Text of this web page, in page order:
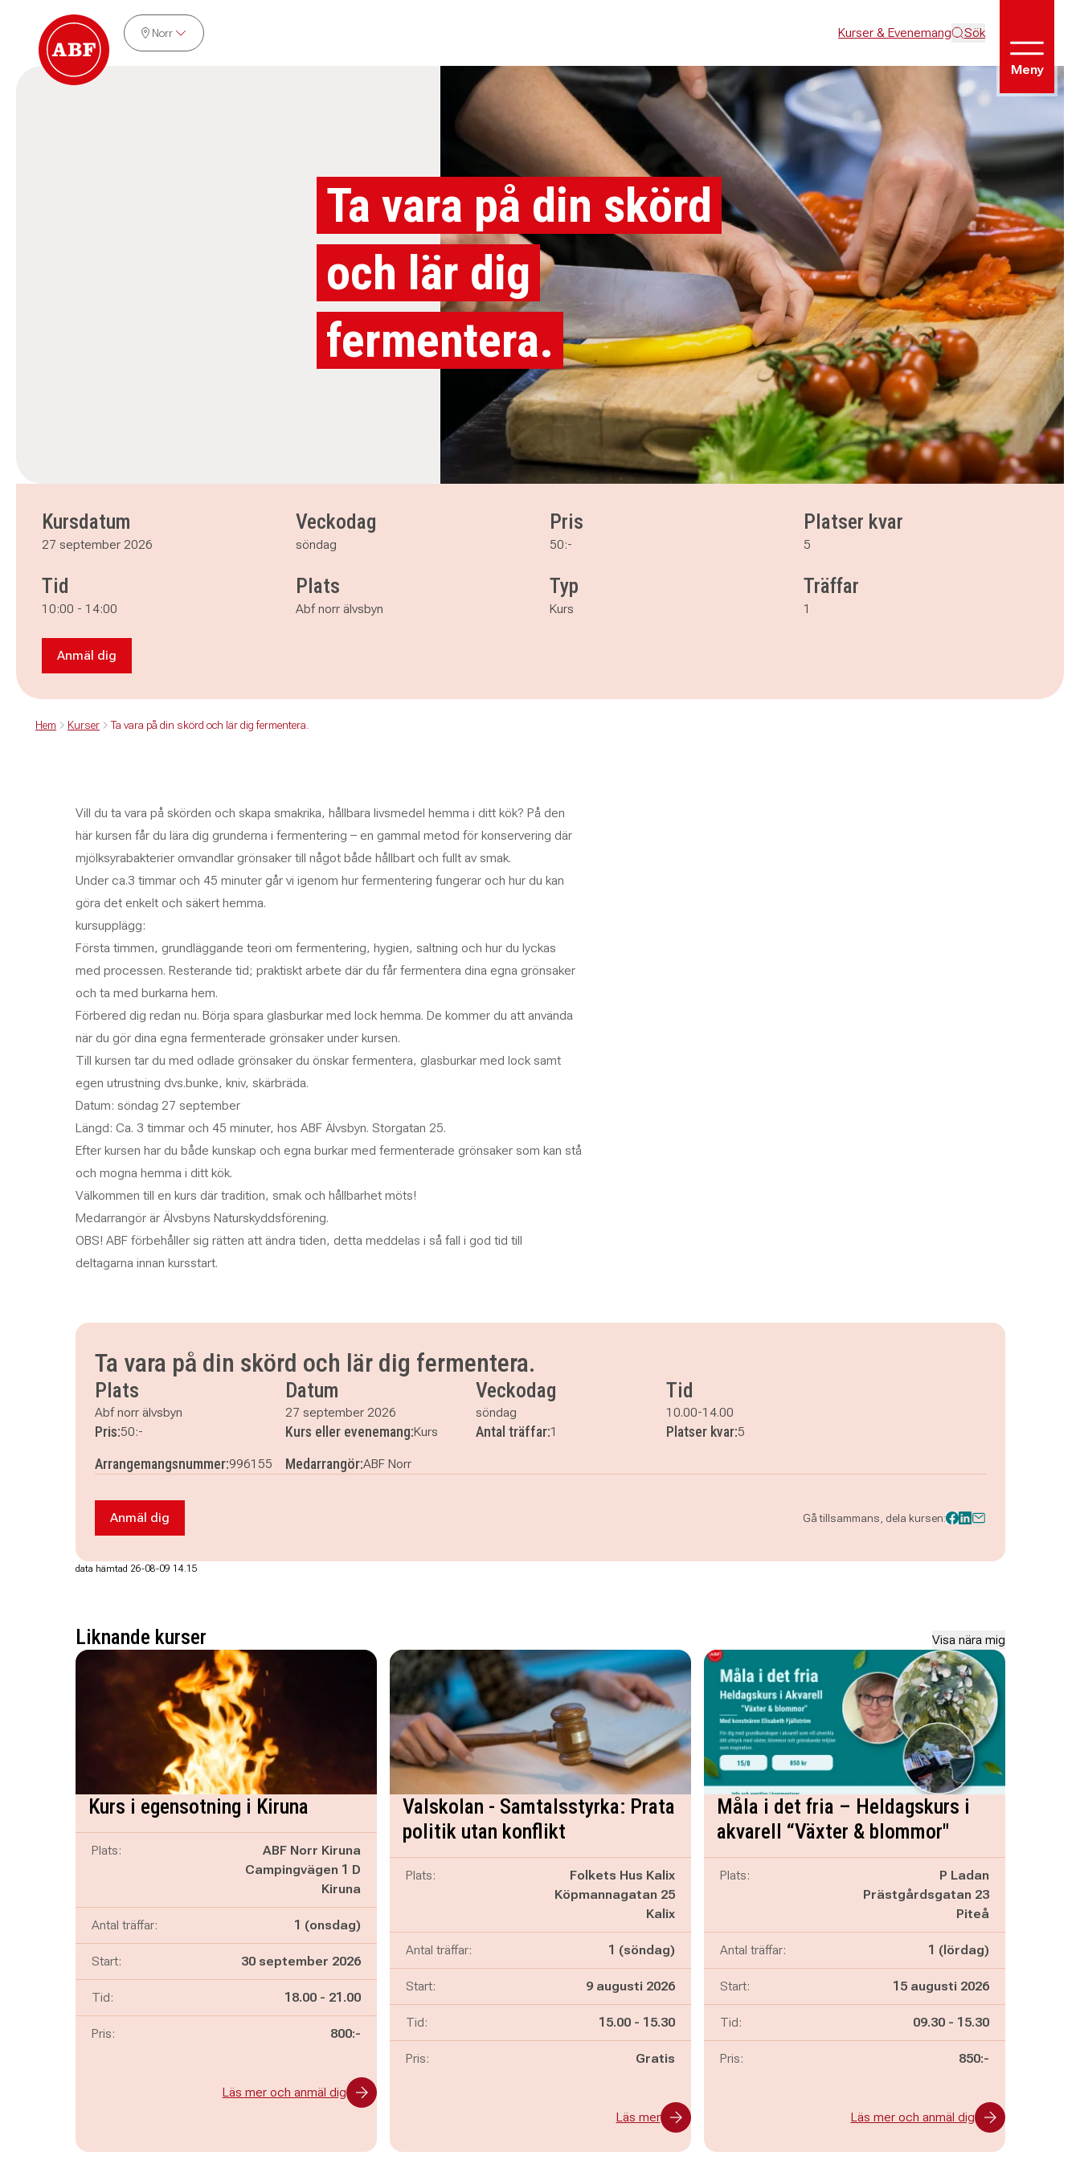
Norr Kurser & Evenemang Sök
Meny
Ta vara på din skörd
och lär dig
fermentera.
Kursdatum
27 september 2026
Veckodag
söndag
Tid
10:00 - 14:00
Plats
Abf norr älvsbyn
Pris
50:-
Platser kvar
5
Typ
Kurs
Träffar
1
Anmäl dig till Ta vara på din skörd och lär dig fermentera.
Anmäl dig
Hem Kurser Ta vara på din skörd och lär dig fermentera.
Vill du ta vara på skörden och skapa smakrika, hållbara livsmedel hemma i ditt kök? På den
här kursen får du lära dig grunderna i fermentering – en gammal metod för konservering där
mjölksyrabakterier omvandlar grönsaker till något både hållbart och fullt av smak.
Under ca.3 timmar och 45 minuter går vi igenom hur fermentering fungerar och hur du kan
göra det enkelt och säkert hemma.
kursupplägg:
Första timmen, grundläggande teori om fermentering, hygien, saltning och hur du lyckas
med processen. Resterande tid; praktiskt arbete där du får fermentera dina egna grönsaker
och ta med burkarna hem.
Förbered dig redan nu. Börja spara glasburkar med lock hemma. De kommer du att använda
när du gör dina egna fermenterade grönsaker under kursen.
Till kursen tar du med odlade grönsaker du önskar fermentera, glasburkar med lock samt
egen utrustning dvs.bunke, kniv, skärbräda.
Datum: söndag 27 september
Längd: Ca. 3 timmar och 45 minuter, hos ABF Älvsbyn. Storgatan 25.
Efter kursen har du både kunskap och egna burkar med fermenterade grönsaker som kan stå
och mogna hemma i ditt kök.
Välkommen till en kurs där tradition, smak och hållbarhet möts!
Medarrangör är Älvsbyns Naturskyddsförening.
OBS! ABF förbehåller sig rätten att ändra tiden, detta meddelas i så fall i god tid till
deltagarna innan kursstart.
Ta vara på din skörd och lär dig fermentera.
Plats
Abf norr älvsbyn
Datum
27 september 2026
Veckodag
söndag
Tid
10.00-14.00
Pris:50:- Kurs eller evenemang:Kurs Antal träffar:1 Platser kvar:5
Arrangemangsnummer:996155 Medarrangör:ABF Norr
Anmäl dig till Ta vara på din skörd och lär dig fermentera.
Anmäl dig Gå tillsammans, dela kursen:
data hämtad 26-08-09 14.15
Liknande kurser Visa nära mig
Kurs i egensotning i Kiruna
Plats:
ABF Norr Kiruna
Campingvägen 1 D
Kiruna
Antal träffar: 1 (onsdag)
Start: 30 september 2026
Tid: Pågår mellan
18.00 - och
21.00
Pris: 800:-
Läs mer och anmäl dig
Valskolan - Samtalsstyrka: Prata
politik utan konflikt
Plats:
Folkets Hus Kalix
Köpmannagatan 25
Kalix
Antal träffar: 1 (söndag)
Start: 9 augusti 2026
Tid: Pågår mellan
15.00 - och
15.30
Pris: Gratis
Läs mer
Måla i det fria – Heldagskurs i
akvarell “Växter & blommor"
Plats:
P Ladan
Prästgårdsgatan 23
Piteå
Antal träffar: 1 (lördag)
Start: 15 augusti 2026
Tid: Pågår mellan
09.30 - och
15.30
Pris: 850:-
Läs mer och anmäl dig